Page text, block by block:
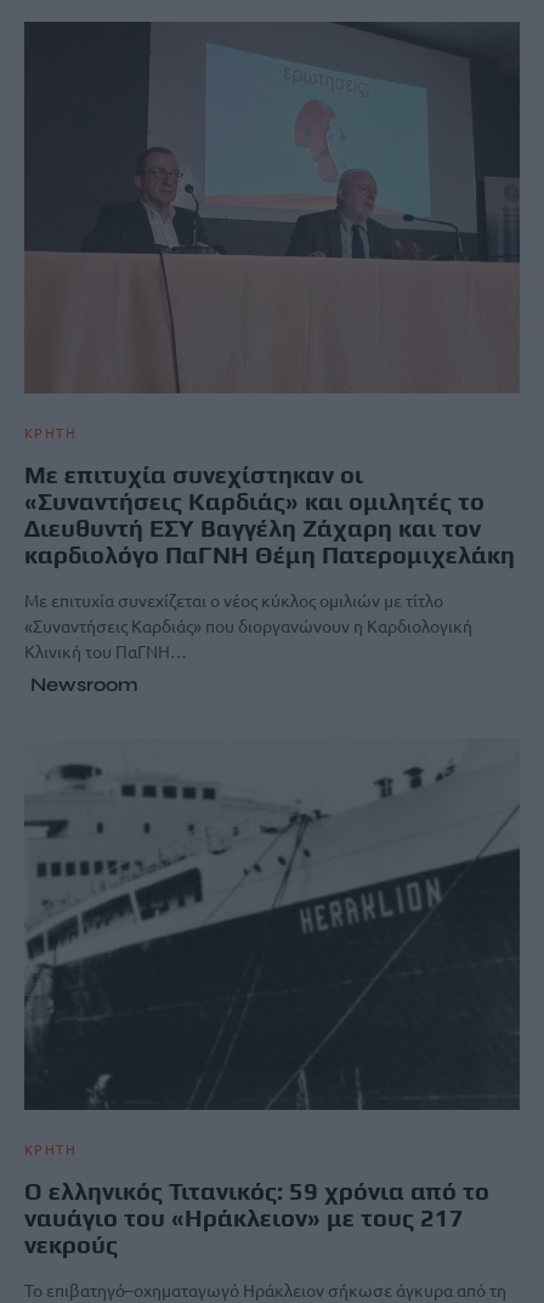
ΚΡΗΤΗ
Με επιτυχία συνεχίστηκαν οι
«Συναντήσεις Καρδιάς» και ομιλητές το
Διευθυντή ΕΣΥ Bαγγέλη Ζάχαρη και τον
καρδιολόγο ΠαΓΝΗ Θέμη Πατερομιχελάκη
Mε επιτυχία συνεχίζεται ο νέος κύκλος ομιλιών με τίτλο
«Συναντήσεις Καρδιάς» που διοργανώνουν η Καρδιολογική
Κλινική του ΠαΓΝΗ…
Newsroom
ΚΡΗΤΗ
Ο ελληνικός Τιτανικός: 59 χρόνια από το
ναυάγιο του «Ηράκλειον» με τους 217
νεκρούς
Το επιβατηγό–οχηματαγωγό Ηράκλειον σήκωσε άγκυρα από τη